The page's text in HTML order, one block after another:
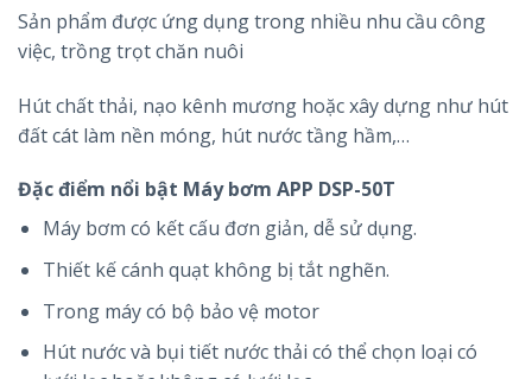
Sản phẩm được ứng dụng trong nhiều nhu cầu công
việc, trồng trọt chăn nuôi
Hút chất thải, nạo kênh mương hoặc xây dựng như hút
đất cát làm nền móng, hút nước tầng hầm,…
Đặc điểm nổi bật Máy bơm APP DSP-50T
Máy bơm có kết cấu đơn giản, dễ sử dụng.
Thiết kế cánh quạt không bị tắt nghẽn.
Trong máy có bộ bảo vệ motor
Hút nước và bụi tiết nước thải có thể chọn loại có